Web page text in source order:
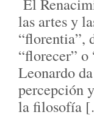
las artes y
“florentia”,
“florecer” o
Leonardo
percepción
la filosofía